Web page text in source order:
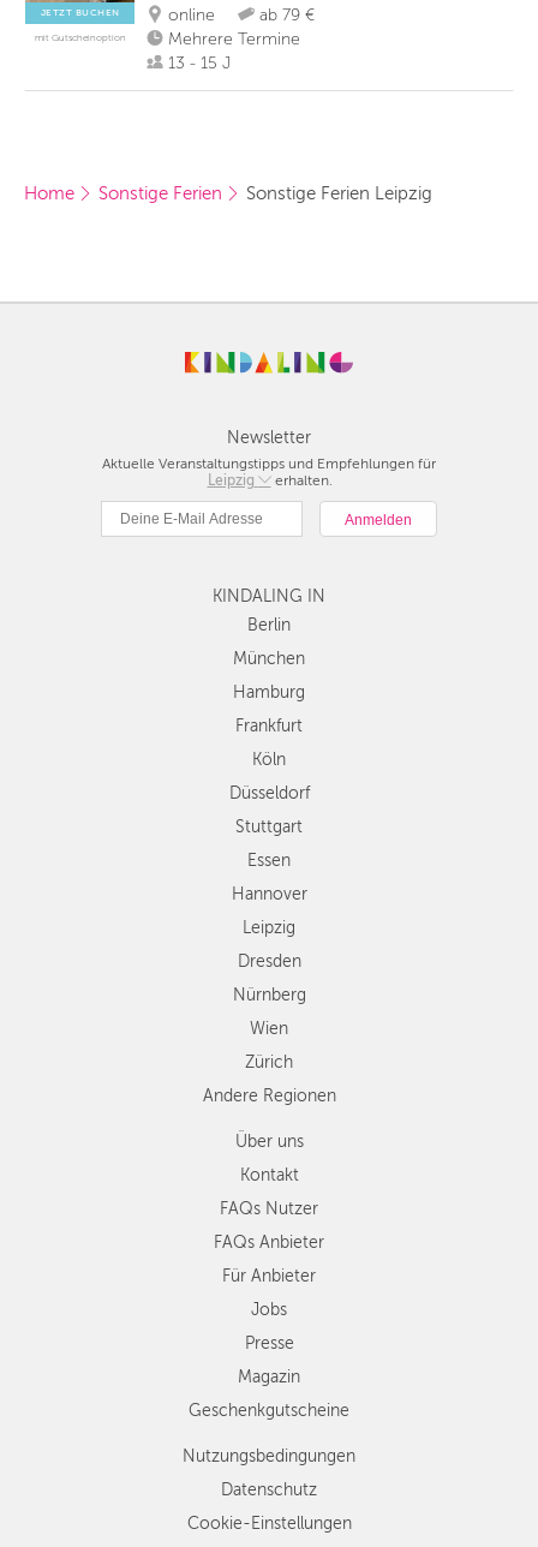
JETZT BUCHEN
mit Gutscheinoption
online
ab 79 €
Mehrere Termine
13 - 15 J
Home Sonstige Ferien Sonstige Ferien Leipzig
Newsletter
Aktuelle Veranstaltungstipps und Empfehlungen für
Leipzig
Berlin
München
Hamburg
Köln
Stuttgart
Nürnberg
Regionen
erhalten.
KINDALING IN
Berlin
München
Hamburg
Frankfurt
Köln
Düsseldorf
Stuttgart
Essen
Hannover
Leipzig
Dresden
Nürnberg
Wien
Zürich
Andere Regionen
Über uns
Kontakt
FAQs Nutzer
FAQs Anbieter
Für Anbieter
Jobs
Presse
Magazin
Geschenkgutscheine
Nutzungsbedingungen
Datenschutz
Cookie-Einstellungen